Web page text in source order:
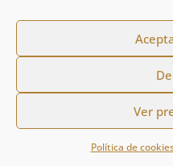
Ver
Política de
De la Riva - Clínica
reservados |Política de
Privacidad